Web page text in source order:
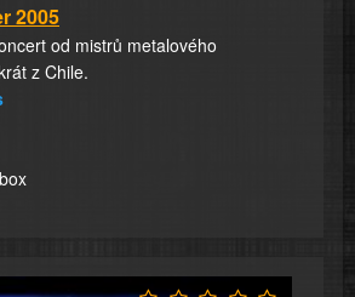
2005
od mistrů metalového
z Chile.